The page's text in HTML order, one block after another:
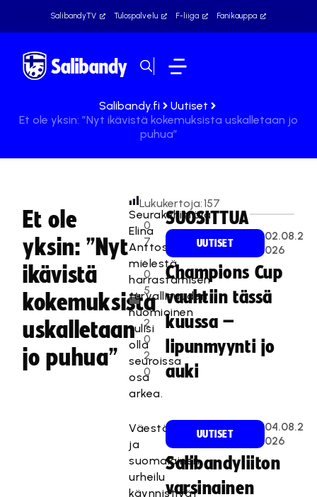
SalibandyTV Tulospalvelu F-liiga Fanikauppa
Salibandy.fi
Uutiset
Et ole yksin: ”Nyt ikävistä kokemuksista uskalletaan jo
puhua”
Et ole
yksin: ”Nyt
ikävistä
kokemuksista
uskalletaan
jo puhua”
0
7
.
0
5
.
2
0
2
0
Lukukertoja:157
Seurakehittäjä
Elina
Anttosen
mielestä
harrastamisen
turvallisuuden
huomioinen
tulisi
olla
seuroissa
osa
arkea.
Väestöliitto
ja
suomalainen
urheilu
käynnistivät
SUOSITTUA
UUTISET
02.08.2
026
Champions Cup
vauhtiin tässä
kuussa –
lipunmyynti jo
auki
UUTISET
04.08.2
026
Salibandyliiton
varsinainen